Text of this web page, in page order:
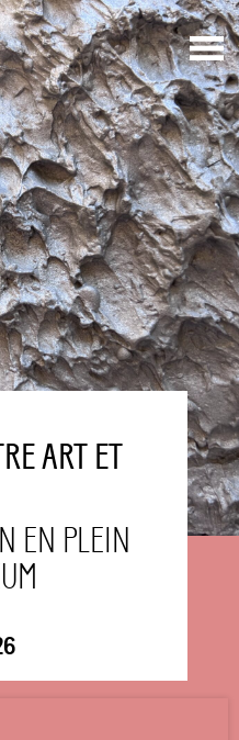
ART ET
EN PLEIN